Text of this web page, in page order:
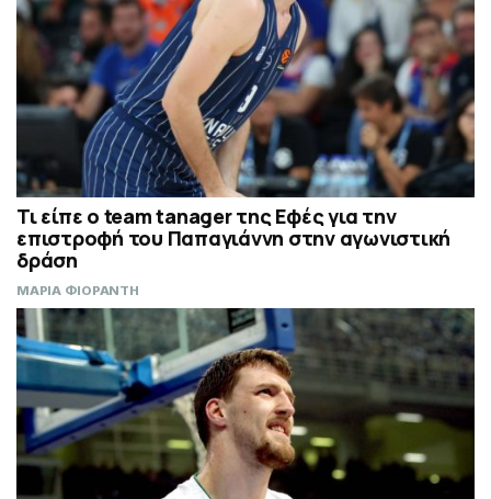
Τι είπε ο team tanager της Εφές για την
επιστροφή του Παπαγιάννη στην αγωνιστική
δράση
ΜΑΡΙΑ ΦΙΟΡΑΝΤΗ